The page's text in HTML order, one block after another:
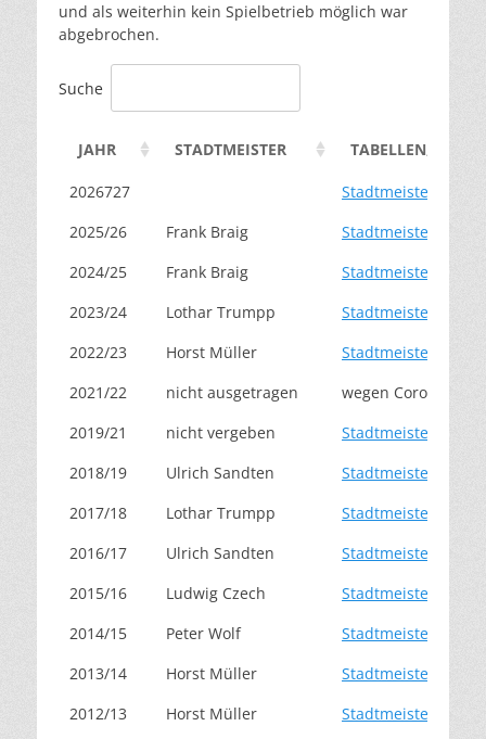
und als weiterhin kein Spielbetrieb möglich war
abgebrochen.
Suche
JAHR STADTMEISTER TABELLEN,
2026727
Stadtmeisterschaft
2025/26
Frank Braig
Stadtmeisterschaft
2024/25
Frank Braig
Stadtmeisterschaft
2023/24
Lothar Trumpp
Stadtmeisterschaft
2022/23
Horst Müller
Stadtmeisterschaft
2021/22
nicht ausgetragen
wegen Corona
2019/21
nicht vergeben
Stadtmeisterschaft
2018/19
Ulrich Sandten
Stadtmeisterschaft
2017/18
Lothar Trumpp
Stadtmeisterschaft
2016/17
Ulrich Sandten
Stadtmeisterschaft
2015/16
Ludwig Czech
Stadtmeisterschaft
2014/15
Peter Wolf
Stadtmeisterschaft
2013/14
Horst Müller
Stadtmeisterschaft
2012/13
Horst Müller
Stadtmeisterschaft